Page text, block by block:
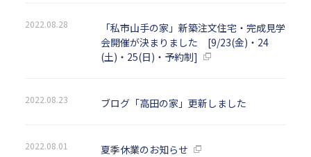
2022.08.28
「私市山手の家」新築注文住宅・完成見学
会開催が決まりました [9/23(金)・24
(土)・25(日)・予約制]
2022.08.23 ブログ「高田の家」更新しました
2022.08.01 夏季休業のお知らせ